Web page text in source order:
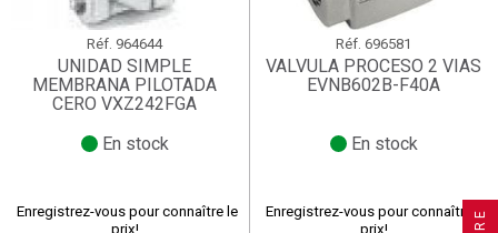
((title)) ×
Connexion ×
Réf. 964644
UNIDAD SIMPLE
MEMBRANA PILOTADA
CERO VXZ242FGA
En stock
Enregistrez-vous pour connaître le
prix!
Réf. 696581
VALVULA PROCESO 2 VIAS
EVNB602B-F40A
En stock
Enregistrez-vous pour connaître le
prix!